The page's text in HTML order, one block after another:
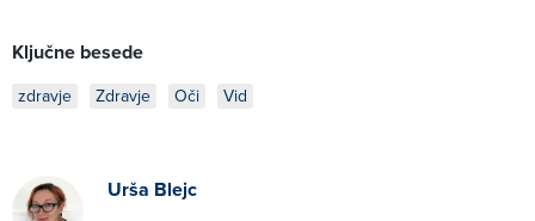
Ključne besede
zdravje Zdravje Oči Vid
Urša Blejc